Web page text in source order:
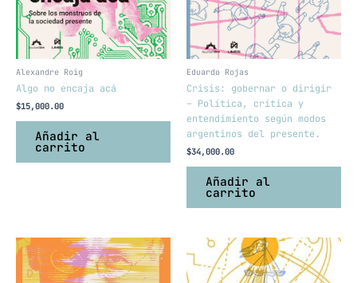
Alexandre Roig
Algo no encaja acá
$15,000.00
Añadir al
carrito
Eduardo Rojas
Crisis: gobernar o dirigir
– Política, crítica y
entendimiento según modos
argentinos del presente.
$34,000.00
Añadir al
carrito